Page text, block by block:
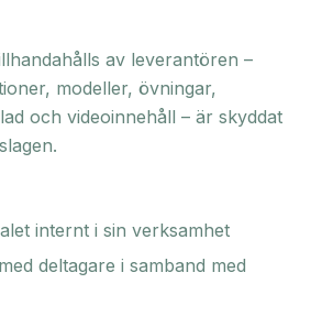
av leverantören –
modeller, övningar,
och videoinnehåll – är skyddat
internt i sin verksamhet
deltagare i samband med